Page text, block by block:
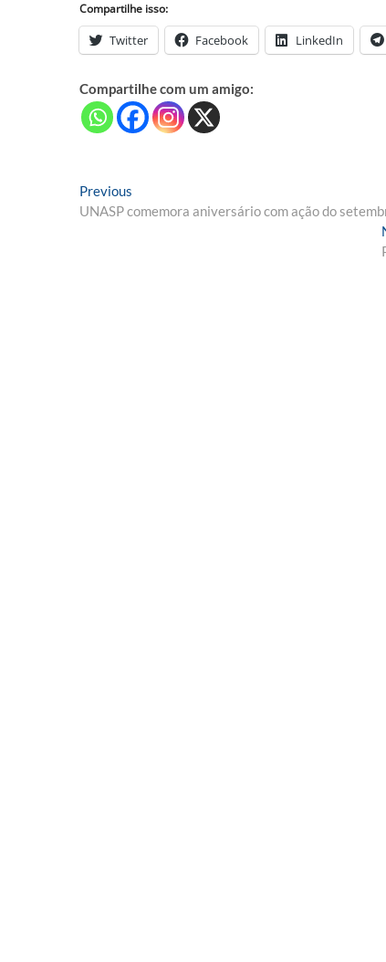
Compartilhe isso:
Twitter Facebook LinkedIn
Compartilhe com um amigo:
Navegação
de
Previous
post:
UNASP comemora aniversário com ação do